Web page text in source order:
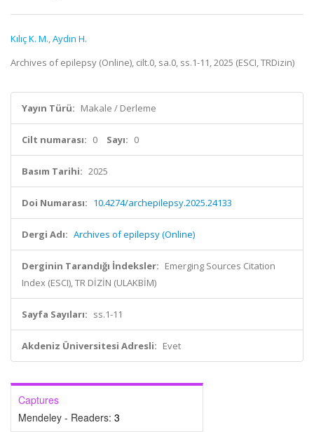
Kılıç K. M.,Aydın H.
Archives of epilepsy (Online), cilt.0, sa.0, ss.1-11, 2025 (ESCI, TRDizin)
Yayın Türü: Makale / Derleme
Cilt numarası: 0 Sayı: 0
Basım Tarihi: 2025
Doi Numarası: 10.4274/archepilepsy.2025.24133
Dergi Adı: Archives of epilepsy (Online)
Derginin Tarandığı İndeksler: Emerging Sources Citation
Index (ESCI), TR DİZİN (ULAKBİM)
Sayfa Sayıları: ss.1-11
Akdeniz Üniversitesi Adresli: Evet
Captures
Mendeley - Readers: 3